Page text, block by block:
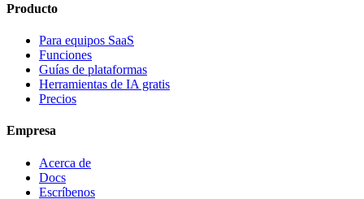
Producto
Para equipos SaaS
Funciones
Guías de plataformas
Herramientas de IA gratis
Precios
Empresa
Acerca de
Docs
Escríbenos